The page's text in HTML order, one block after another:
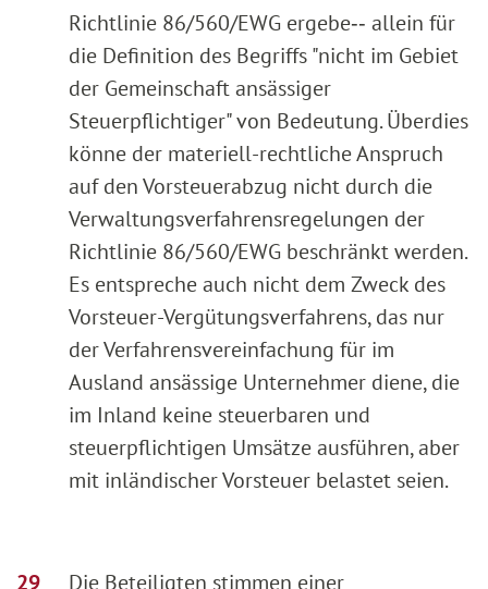
Richtlinie 86/560/EWG ergebe‑‑ allein für
die Definition des Begriffs "nicht im Gebiet
der Gemeinschaft ansässiger
Steuerpflichtiger" von Bedeutung. Überdies
könne der materiell-rechtliche Anspruch
auf den Vorsteuerabzug nicht durch die
Verwaltungsverfahrensregelungen der
Richtlinie 86/560/EWG beschränkt werden.
Es entspreche auch nicht dem Zweck des
Vorsteuer-Vergütungsverfahrens, das nur
der Verfahrensvereinfachung für im
Ausland ansässige Unternehmer diene, die
im Inland keine steuerbaren und
steuerpflichtigen Umsätze ausführen, aber
mit inländischer Vorsteuer belastet seien.
Die Beteiligten stimmen einer